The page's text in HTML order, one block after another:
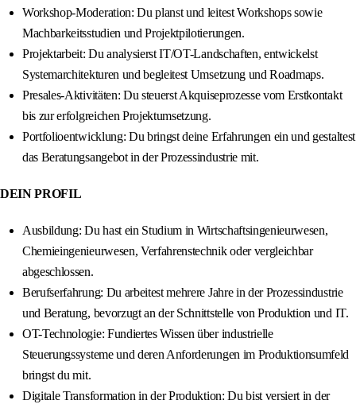
Workshop-Moderation: Du planst und leitest Workshops sowie
Machbarkeitsstudien und Projektpilotierungen.
Projektarbeit: Du analysierst IT/OT-Landschaften, entwickelst
Systemarchitekturen und begleitest Umsetzung und Roadmaps.
Presales-Aktivitäten: Du steuerst Akquiseprozesse vom Erstkontakt
bis zur erfolgreichen Projektumsetzung.
Portfolioentwicklung: Du bringst deine Erfahrungen ein und gestaltest
das Beratungsangebot in der Prozessindustrie mit.
DEIN PROFIL
Ausbildung: Du hast ein Studium in Wirtschaftsingenieurwesen,
Chemieingenieurwesen, Verfahrenstechnik oder vergleichbar
abgeschlossen.
Berufserfahrung: Du arbeitest mehrere Jahre in der Prozessindustrie
und Beratung, bevorzugt an der Schnittstelle von Produktion und IT.
OT-Technologie: Fundiertes Wissen über industrielle
Steuerungssysteme und deren Anforderungen im Produktionsumfeld
bringst du mit.
Digitale Transformation in der Produktion: Du bist versiert in der